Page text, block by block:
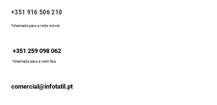
+351 916 506 210
*chamada para a rede móvel
+351 259 098 062
*chamada para a rede fixa
comercial@infotatil.pt